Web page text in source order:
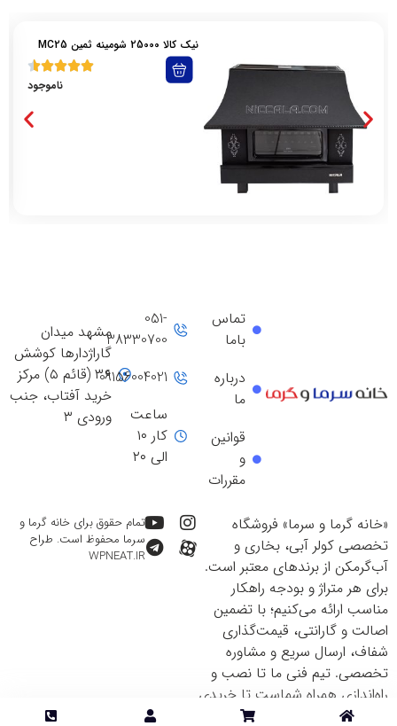
نیک کالا 25000 شومینه ثمین MC25
ناموجود
مشهد میدان
گاراژدارها کوشش
۳۶ (قائم ۵) مرکز
خرید آفتاب، جنب
ورودی ۳
051-
38330700
09156004021
ساعت
کار ۱۰
الی ۲۰
تماس
باما
درباره
ما
قوانین
و
مقررات
«خانه گرما و سرما» فروشگاه
تخصصی کولر آبی، بخاری و
آب‌گرمکن از برندهای معتبر است.
برای هر متراژ و بودجه راهکار
مناسب ارائه می‌کنیم؛ با تضمین
اصالت و گارانتی، قیمت‌گذاری
شفاف، ارسال سریع و مشاوره
تخصصی. تیم فنی ما تا نصب و
راه‌اندازی همراه شماست تا خریدی
ایمن و اقتصادی داشته باشید.
تمام حقوق برای خانه گرما و
سرما محفوظ است. طراح
WPNEAT.IR